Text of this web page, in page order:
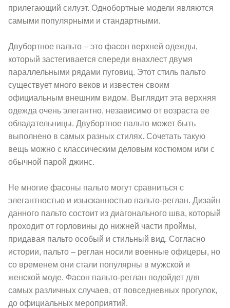
прилегающий силуэт. Однобортные модели являются
самыми популярными и стандартными.
Двубортное пальто – это фасон верхней одежды,
который застегивается спереди внахлест двумя
параллельными рядами пуговиц. Этот стиль пальто
существует много веков и известен своим
официальным внешним видом. Выглядит эта верхняя
одежда очень элегантно, независимо от возраста ее
обладательницы. Двубортное пальто может быть
выполнено в самых разных стилях. Сочетать такую
вещь можно с классическим деловым костюмом или с
обычной парой джинс.
Не многие фасоны пальто могут сравниться с
элегантностью и изысканностью пальто-реглан. Дизайн
данного пальто состоит из диагонального шва, который
проходит от горловины до нижней части проймы,
придавая пальто особый и стильный вид. Согласно
истории, пальто – реглан носили военные офицеры, но
со временем они стали популярны в мужской и
женской моде. Фасон пальто-реглан подойдет для
самых различных случаев, от повседневных прогулок,
до официальных мероприятий.